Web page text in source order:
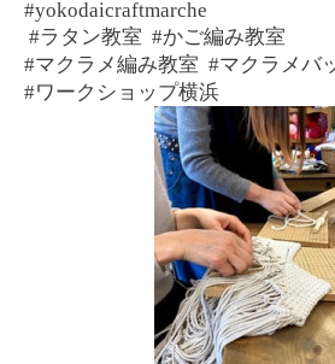
#yokodaicraftmarche
#ラタン教室 #かご編み教室
#マクラメ編み教室 #マクラメバ
#ワークショップ横浜